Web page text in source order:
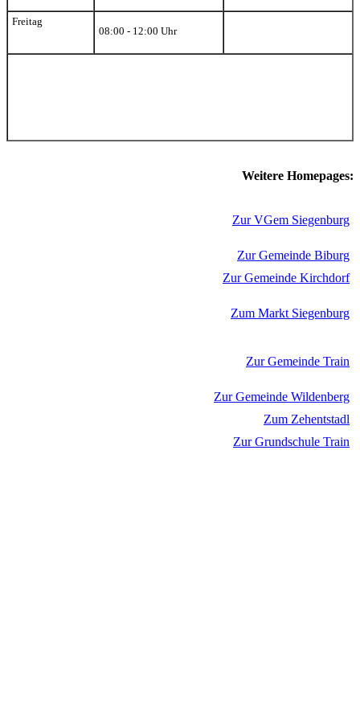
Freitag
08:00 - 12:00 Uhr
Weitere Homepages:
Zur VGem Siegenburg
Zur Gemeinde Biburg
Zur Gemeinde Kirchdorf
Zum Markt Siegenburg
Zur Gemeinde Train
Zur Gemeinde Wildenberg
Zum Zehentstadl
Zur Grundschule Train